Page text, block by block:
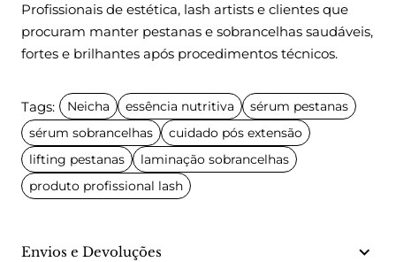
Profissionais de estética, lash artists e clientes que
procuram manter pestanas e sobrancelhas saudáveis,
fortes e brilhantes após procedimentos técnicos.
Tags: Neicha essência nutritiva
sérum pestanas
sérum sobrancelhas
cuidado pós extensão
lifting pestanas
laminação sobrancelhas
produto profissional lash
Envios e Devoluções